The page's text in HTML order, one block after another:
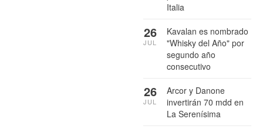
Italia
Kavalan es nombrado
"Whisky del Año" por
segundo año
consecutivo
26
JUL
Arcor y Danone
invertirán 70 mdd en
La Serenísima
26
JUL